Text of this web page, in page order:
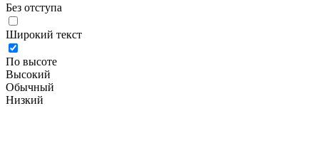
Без отступа
Широкий текст
По высоте
Высокий
Обычный
Низкий